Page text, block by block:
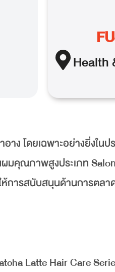
Health
ง โดยเฉพาะอย่างยิ่งในป
มคุณภาพสูงประเภท Salon
การสนับสนุนด้านการตลา
Latte Hair Care